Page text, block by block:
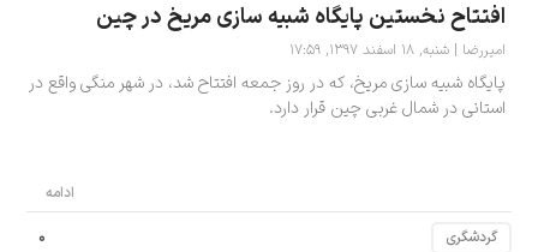
افتتاح نخستین پایگاه شبیه سازی مریخ در چین
امیررضا | شنبه, ۱۸ اسفند ۱۳۹۷, ۱۷:۵۹
پایگاه شبیه سازی مریخ، که در روز جمعه افتتاح شد، در شهر منگی واقع در
استانی در شمال غربی چین قرار دارد.
ادامه
گردشگری ۰